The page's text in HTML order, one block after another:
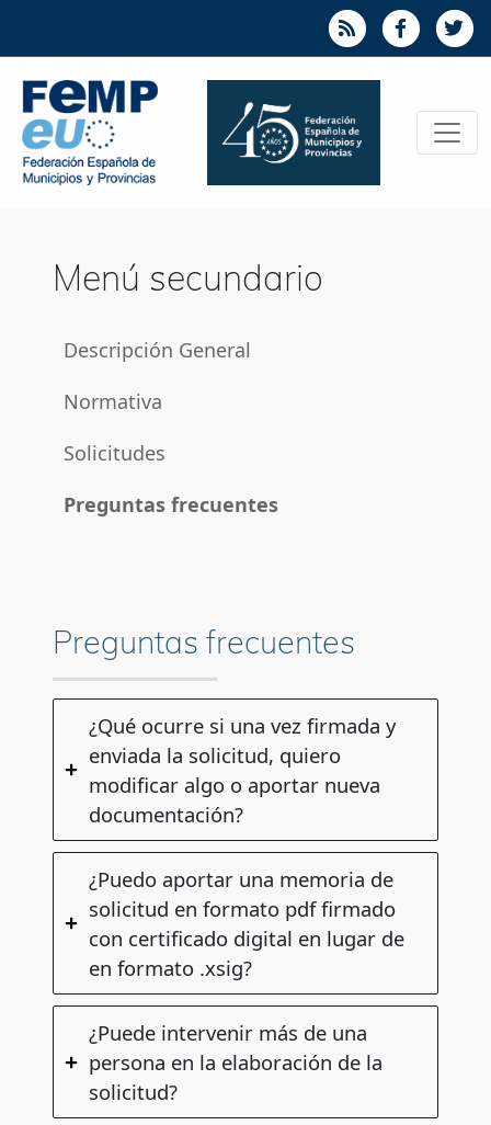
Menú secundario
Descripción General
Normativa
Solicitudes
Preguntas frecuentes
Preguntas frecuentes
¿Qué ocurre si una vez firmada y
enviada la solicitud, quiero
modificar algo o aportar nueva
documentación?
¿Puedo aportar una memoria de
solicitud en formato pdf firmado
con certificado digital en lugar de
en formato .xsig?
¿Puede intervenir más de una
persona en la elaboración de la
solicitud?